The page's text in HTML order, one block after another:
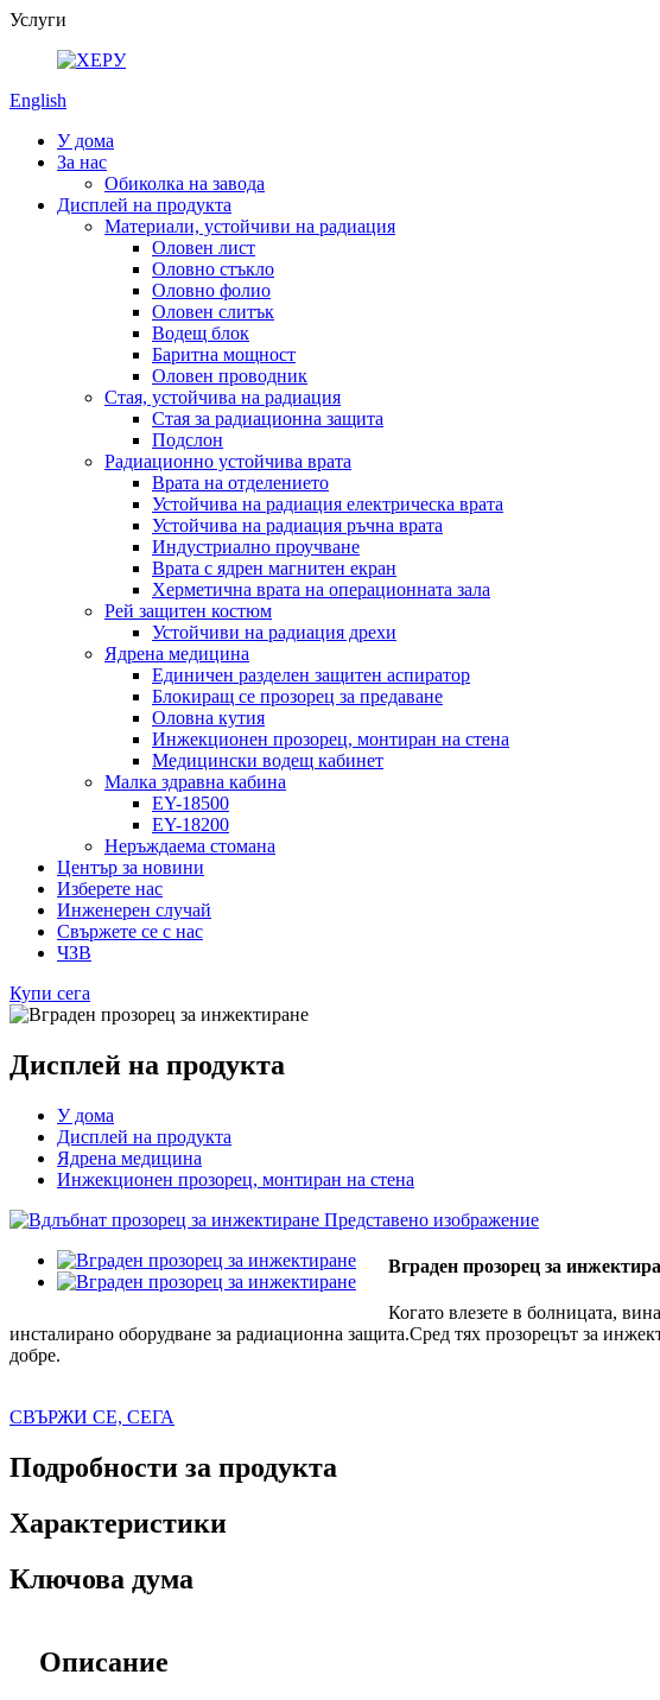
Услуги
English
У дома
За нас
Обиколка на завода
Дисплей на продукта
Материали, устойчиви на радиация
Оловен лист
Оловно стъкло
Оловно фолио
Оловен слитък
Водещ блок
Баритна мощност
Оловен проводник
Стая, устойчива на радиация
Стая за радиационна защита
Подслон
Радиационно устойчива врата
Врата на отделението
Устойчива на радиация електрическа врата
Устойчива на радиация ръчна врата
Индустриално проучване
Врата с ядрен магнитен екран
Херметична врата на операционната зала
Рей защитен костюм
Устойчиви на радиация дрехи
Ядрена медицина
Единичен разделен защитен аспиратор
Блокиращ се прозорец за предаване
Оловна кутия
Инжекционен прозорец, монтиран на стена
Медицински водещ кабинет
Малка здравна кабина
EY-18500
EY-18200
Неръждаема стомана
Център за новини
Изберете нас
Инженерен случай
Свържете се с нас
ЧЗВ
Купи сега
Дисплей на продукта
У дома
Дисплей на продукта
Ядрена медицина
Инжекционен прозорец, монтиран на стена
Вграден прозорец за
Когато влезете в болницата,
инсталирано оборудване за радиационна защита.Сред тях прозорецът за
добре.
СВЪРЖИ СЕ, СЕГА
Подробности за продукта
Характеристики
Ключова дума
Описание